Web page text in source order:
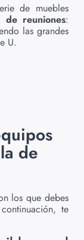
de muebles
de reuniones:
las grandes
U.
de
los que debes
te